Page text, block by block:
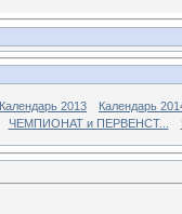
Календарь 2013
Календарь
ЧЕМПИОНАТ и ПЕРВЕНСТ...